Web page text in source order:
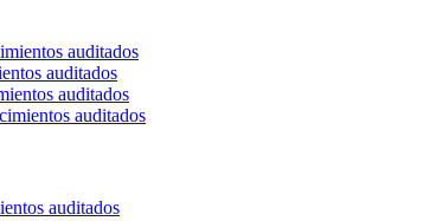
auditados
auditados
auditados
auditados
auditados